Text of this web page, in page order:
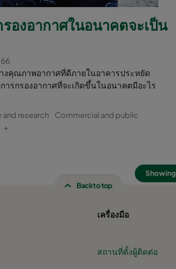
องอากาศในอนาคตจะเป็น
งคุณภาพอากาศที่ดีภายในอาคารประหยัด
ารกรองอากาศที่จะเกิดขึ้นในอนาคตมีอะไร
research
Commercial and public
+
Showing
Back to top
เครื่องมือ
สถานที่ตั้งผู้ติดต่อ